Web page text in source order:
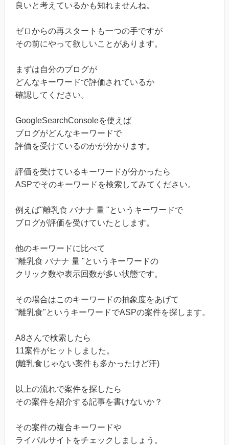
良いと考えているかも知れませんね。
ゼロからの再スタートも一つの手ですが
その前にやって欲しいことがあります。
まずは自分のブログが
どんなキーワードで評価されているか
確認してください。
GoogleSearchConsoleを使えば
ブログがどんなキーワードで
評価を受けているのかが分かります。
評価を受けているキーワードが分かったら
ASPでそのキーワードを検索してみてください。
例えば"離乳食 バナナ 量 "というキーワードで
ブログが評価を受けていたとします。
他のキーワードに比べて
"離乳食 バナナ 量 "というキーワードの
クリック数や表示回数が多い状態です。
その場合はこのキーワードの抽象度をあげて
"離乳食"というキーワードでASPの案件を探します。
A8さんで検索したら
11案件がヒットしました。
(離乳食じゃない案件も多かったけど汗)
以上の流れで案件を探したら
その案件を紹介する記事を書けないか？
その案件の複合キーワードや
ライバルサイトをチェックしましょう。